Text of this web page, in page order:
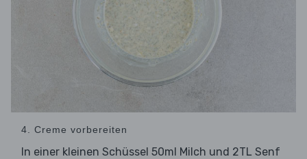
4. Creme vorbereiten
In einer kleinen Schüssel 50ml Milch und 2TL Senf